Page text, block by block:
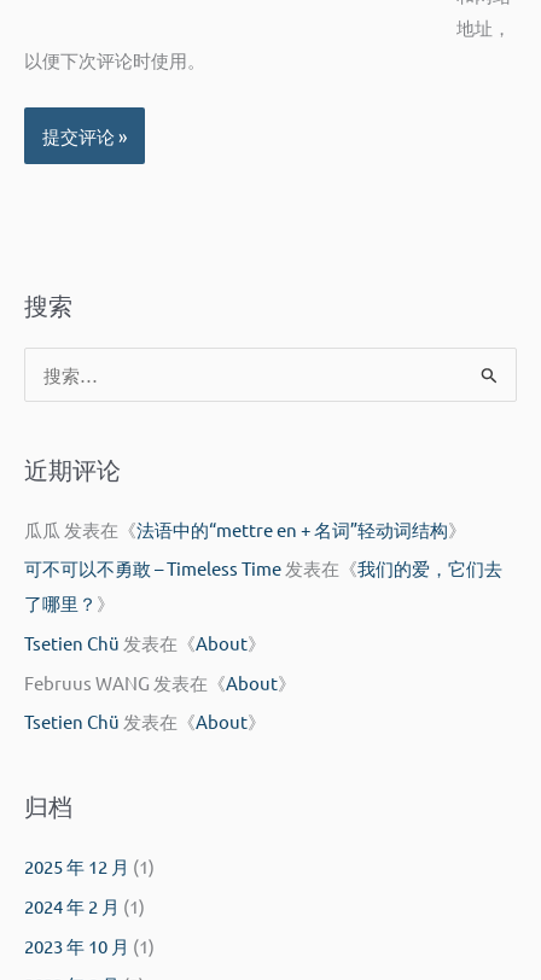
地址，
以便下次评论时使用。
搜索
索
近期评论
瓜瓜 发表在《法语中的“mettre en + 名词”轻动词结构》
可不可以不勇敢 – Timeless Time 发表在《我们的爱，它们去
了哪里？ 》
Tsetien Chü 发表在《About》
Februus WANG 发表在《About》
Tsetien Chü 发表在《About》
归档
2025 年 12 月 (1)
2024 年 2 月 (1)
2023 年 10 月 (1)